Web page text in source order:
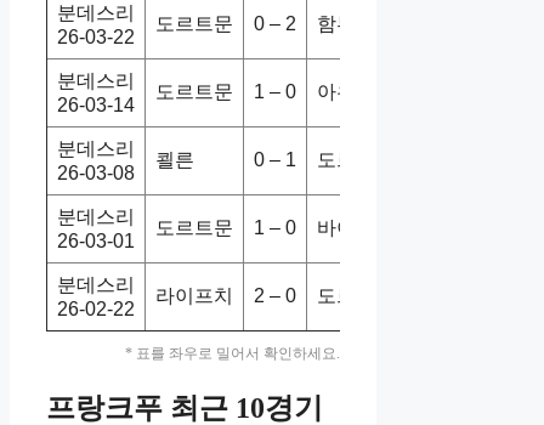
분데스리
26-03-22
도르트문 0 – 2 함부르크
분데스리
26-03-14
도르트문 1 – 0 아우크스
분데스리
26-03-08
쾰른 0 – 1 도르트문
분데스리
26-03-01
도르트문 1 – 0 바이뮌헨
분데스리
26-02-22
라이프치 2 – 0 도르트문
* 표를 좌우로 밀어서 확인하세요.
프랑크푸 최근 10경기